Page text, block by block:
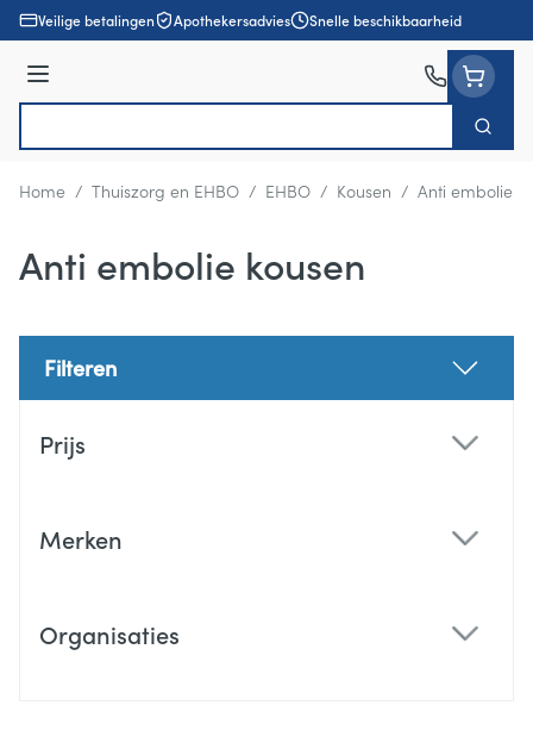
Ga naar de inhoud
Veilige betalingen Apothekersadvies Snelle beschikbaarheid
Menu
Zoek
Home / Thuiszorg en EHBO / EHBO / Kousen / Anti embolie
Anti embolie kousen
Filteren
Prijs
Merken
Organisaties